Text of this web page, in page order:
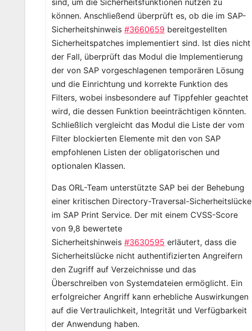
sind, um die Sicherheitsfunktionen nutzen zu
können. Anschließend überprüft es, ob die im SAP-
Sicherheitshinweis#3660659 bereitgestellten
Sicherheitspatches implementiert sind. Ist dies nicht
der Fall, überprüft das Modul die Implementierung
der von SAP vorgeschlagenen temporären Lösung
und die Einrichtung und korrekte Funktion des
Filters, wobei insbesondere auf Tippfehler geachtet
wird, die dessen Funktion beeinträchtigen könnten.
Schließlich vergleicht das Modul die Liste der vom
Filter blockierten Elemente mit den von SAP
empfohlenen Listen der obligatorischen und
optionalen Klassen.
Das ORL-Team unterstützte SAP bei der Behebung
einer kritischen Directory-Traversal-Sicherheitslücke
im SAP Print Service. Der mit einem CVSS-Score
von 9,8 bewertete
Sicherheitshinweis#3630595 erläutert, dass die
Sicherheitslücke nicht authentifizierten Angreifern
den Zugriff auf Verzeichnisse und das
Überschreiben von Systemdateien ermöglicht. Ein
erfolgreicher Angriff kann erhebliche Auswirkungen
auf die Vertraulichkeit, Integrität und Verfügbarkeit
der Anwendung haben.